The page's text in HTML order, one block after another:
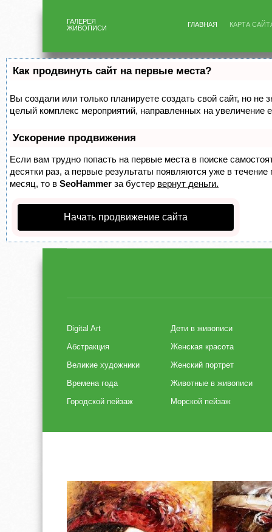
ГАЛЕРЕЯ
ЖИВОПИСИ
ГЛАВНАЯ КАРТА
Как продвинуть сайт на первые места?
Вы создали или только планируете создать свой сайт, но не
целый комплекс мероприятий, направленных на увеличение
Ускорение продвижения
Если вам трудно попасть на первые места в поиске
десятки раз, а первые результаты появляются уже в
месяц, то в SeoHammer за бустер вернут деньги.
Начать продвижение сайта
Digital Art
Абстракция
Великие художники
Времена года
Городской пейзаж
Дети в живописи
Женская красота
Женский портрет
Животные в живописи
Морской пейзаж